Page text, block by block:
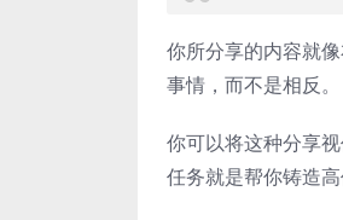
你所分享的内容就
事情，而不是相反。
你可以将这种分享
任务就是帮你铸造高